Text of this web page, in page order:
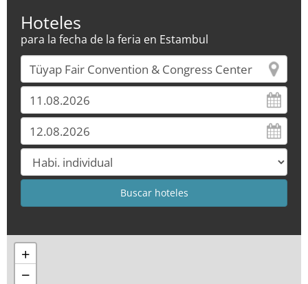
Hoteles
para la fecha de la feria en Estambul
+
−